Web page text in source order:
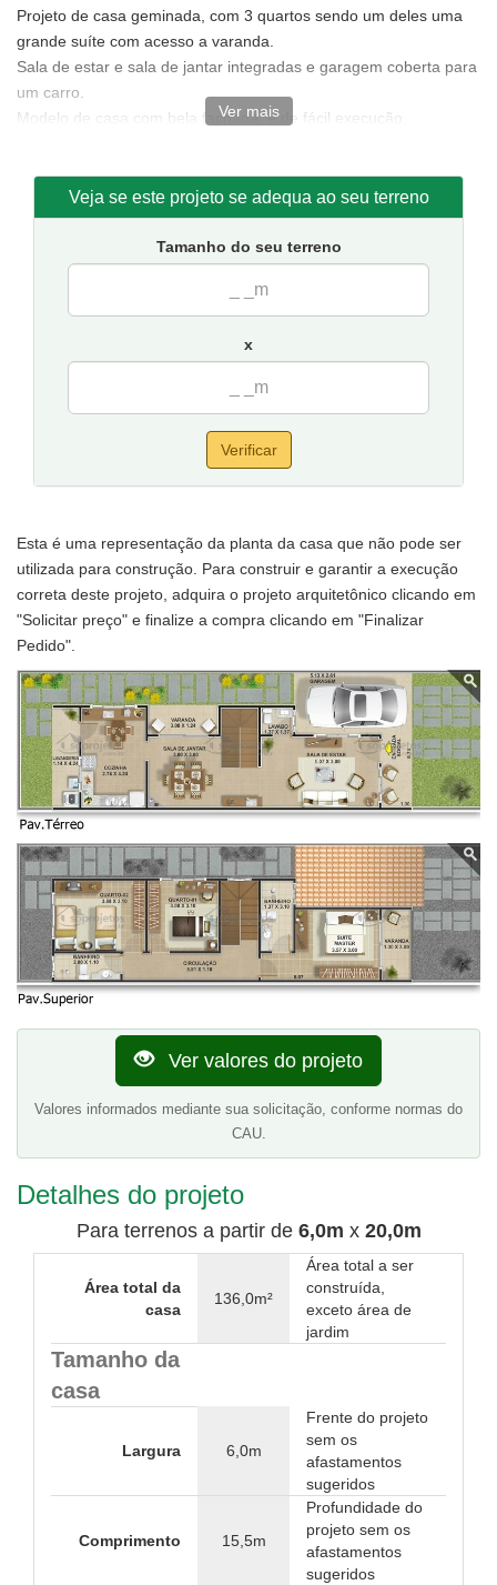
Projeto de casa geminada, com 3 quartos sendo um deles uma
grande suíte com acesso a varanda.
Sala de estar e sala de jantar integradas e garagem coberta para
um carro.
Modelo de casa com bela fachada, e de fácil execução.
Sugestão de terreno mínimo para implantação de uma casa:
6 metros de frente por 21 de fundos.(para as casas geminadas
12 metros de frente por 21 de fundos.)
refere-se apenas a uma das casas.
Ver mais
Veja se este projeto se adequa ao seu terreno
Tamanho do seu terreno
x
Verificar
Esta é uma representação da planta da casa que não pode ser
utilizada para construção. Para construir e garantir a execução
correta deste projeto, adquira o projeto arquitetônico clicando em
"Solicitar preço" e finalize a compra clicando em "Finalizar
Pedido".
Ver valores do projeto
Valores informados mediante sua solicitação, conforme normas do
CAU.
Detalhes do projeto
Para terrenos a partir de 6,0m x 20,0m
Área total da
casa
136,0m²
Área total a ser
construída,
exceto área de
jardim
Tamanho da
casa
Largura 6,0m
Frente do projeto
sem os
afastamentos
sugeridos
Comprimento 15,5m
Profundidade do
projeto sem os
afastamentos
sugeridos